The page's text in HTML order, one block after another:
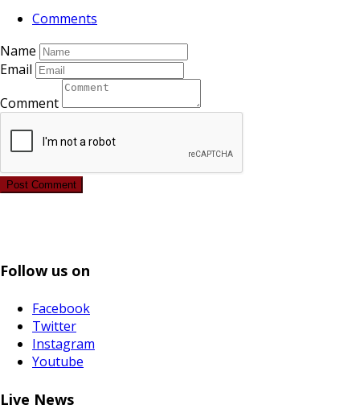
Comments
Name
Email
Comment
Post Comment
Follow us on
Facebook
Twitter
Instagram
Youtube
Live News